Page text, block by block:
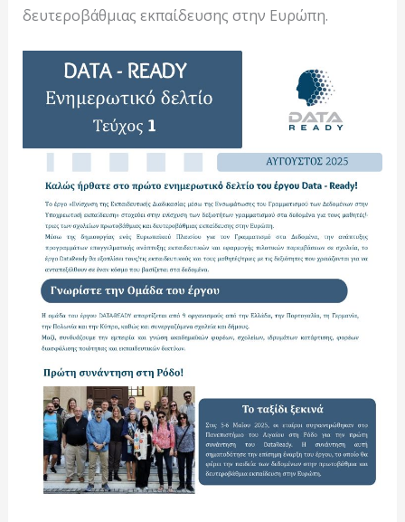
δευτεροβάθμιας εκπαίδευσης στην Ευρώπη.